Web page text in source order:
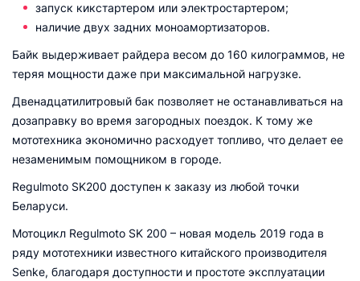
запуск кикстартером или электростартером;
наличие двух задних моноамортизаторов.
Байк выдерживает райдера весом до 160 килограммов, не
теряя мощности даже при максимальной нагрузке.
Двенадцатилитровый бак позволяет не останавливаться на
дозаправку во время загородных поездок. К тому же
мототехника экономично расходует топливо, что делает ее
незаменимым помощником в городе.
Regulmoto SK200 доступен к заказу из любой точки
Беларуси.
Мотоцикл Regulmoto SK 200 – новая модель 2019 года в
ряду мототехники известного китайского производителя
Senke, благодаря доступности и простоте эксплуатации